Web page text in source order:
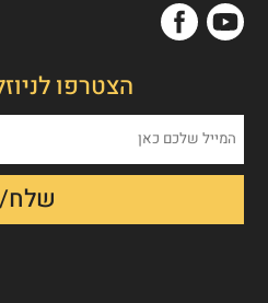
הצטרפו
לאתר שלנו!
איך אפשר לעזור
1. הפקת סרט תדמית/אנימציה
2. הטוסטר